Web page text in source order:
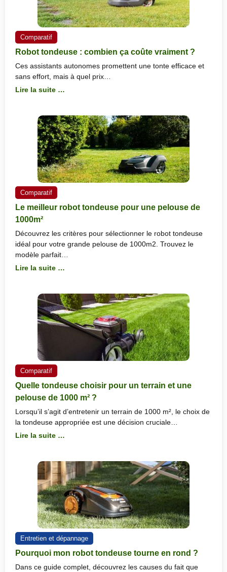
Comparatif
Robot tondeuse : combien ça coûte vraiment ?
Ces assistants autonomes promettent une tonte efficace et
sans effort, mais à quel prix…
Lire la suite …
Comparatif
Le meilleur robot tondeuse pour une pelouse de
1000m²
Découvrez les critères pour sélectionner le robot tondeuse
idéal pour votre grande pelouse de 1000m2. Trouvez le
modèle parfait…
Lire la suite …
Comparatif
Quelle tondeuse choisir pour un terrain et une
pelouse de 1000 m² ?
Lorsqu’il s’agit d’entretenir un terrain de 1000 m², le choix de
la tondeuse appropriée est une décision cruciale…
Lire la suite …
Entretien et dépannage
Pourquoi mon robot tondeuse tourne en rond ?
Dans ce guide complet, découvrez les causes du fait que